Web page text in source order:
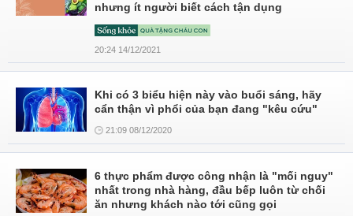
nhưng ít người biết cách tận dụng
20:24 14/12/2021
Khi có 3 biểu hiện này vào buổi sáng, hãy
cẩn thận vì phổi của bạn đang "kêu cứu"
21:09 08/12/2020
6 thực phẩm được công nhận là "mối nguy"
nhất trong nhà hàng, đầu bếp luôn từ chối
ăn nhưng khách nào tới cũng gọi